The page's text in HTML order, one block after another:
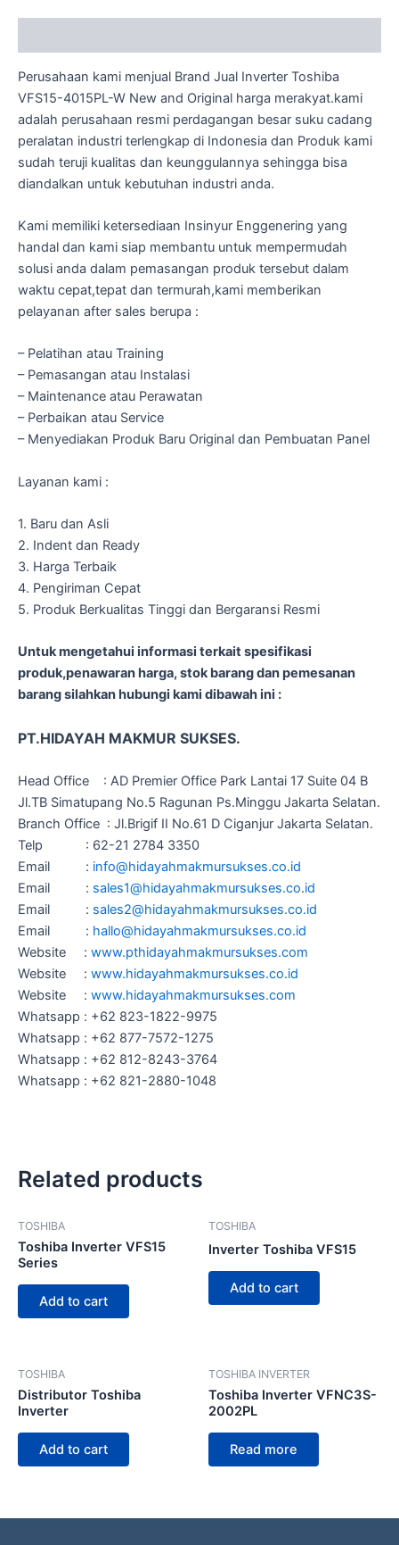
Perusahaan kami menjual Brand Jual Inverter Toshiba
VFS15-4015PL-W New and Original harga merakyat.kami
adalah perusahaan resmi perdagangan besar suku cadang
peralatan industri terlengkap di Indonesia dan Produk kami
sudah teruji kualitas dan keunggulannya sehingga bisa
diandalkan untuk kebutuhan industri anda.
Kami memiliki ketersediaan Insinyur Enggenering yang
handal dan kami siap membantu untuk mempermudah
solusi anda dalam pemasangan produk tersebut dalam
waktu cepat,tepat dan termurah,kami memberikan
pelayanan after sales berupa :
– Pelatihan atau Training
– Pemasangan atau Instalasi
– Maintenance atau Perawatan
– Perbaikan atau Service
– Menyediakan Produk Baru Original dan Pembuatan Panel
Layanan kami :
1. Baru dan Asli
2. Indent dan Ready
3. Harga Terbaik
4. Pengiriman Cepat
5. Produk Berkualitas Tinggi dan Bergaransi Resmi
Untuk mengetahui informasi terkait spesifikasi
produk,penawaran harga, stok barang dan pemesanan
barang silahkan hubungi kami dibawah ini :
PT.HIDAYAH MAKMUR SUKSES.
Head Office : AD Premier Office Park Lantai 17 Suite 04 B
Jl.TB Simatupang No.5 Ragunan Ps.Minggu Jakarta Selatan.
Branch Office : Jl.Brigif II No.61 D Ciganjur Jakarta Selatan.
Telp : 62-21 2784 3350
Email : info@hidayahmakmursukses.co.id
Email : sales1@hidayahmakmursukses.co.id
Email : sales2@hidayahmakmursukses.co.id
Email : hallo@hidayahmakmursukses.co.id
Website : www.pthidayahmakmursukses.com
Website : www.hidayahmakmursukses.co.id
Website : www.hidayahmakmursukses.com
Whatsapp : +62 823-1822-9975
Whatsapp : +62 877-7572-1275
Whatsapp : +62 812-8243-3764
Whatsapp : +62 821-2880-1048
Related products
TOSHIBA
Toshiba Inverter VFS15
Series
Add to cart
TOSHIBA
Inverter Toshiba VFS15
Add to cart
TOSHIBA
Distributor Toshiba
Inverter
Add to cart
TOSHIBA INVERTER
Toshiba Inverter VFNC3S-
2002PL
Read more